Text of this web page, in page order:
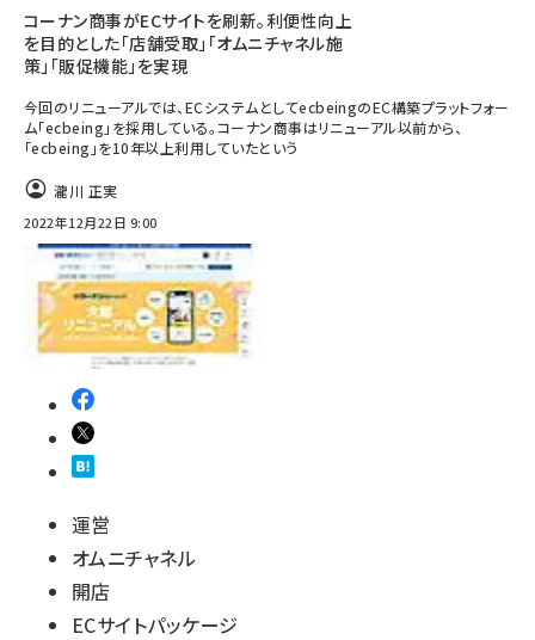
コーナン商事がECサイトを刷新。利便性向上
を目的とした「店舗受取」「オムニチャネル施
策」「販促機能」を実現
今回のリニューアルでは、ECシステムとしてecbeingのEC構築プラットフォー
ム「ecbeing」を採用している。コーナン商事はリニューアル以前から、
「ecbeing」を10年以上利用していたという
瀧川 正実
2022年12月22日 9:00
運営
オムニチャネル
開店
ECサイトパッケージ